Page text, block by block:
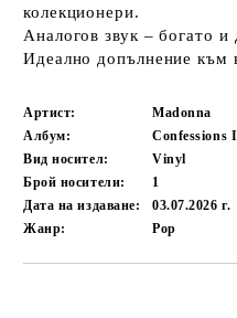
колекционери.
Аналогов звук – богато и
Идеално допълнение към
Артист:
Madonna
Албум:
Confessions
Вид носител:
Vinyl
Брой носители:
1
Дата на издаване:
03.07.2026 г.
Жанр:
Pop